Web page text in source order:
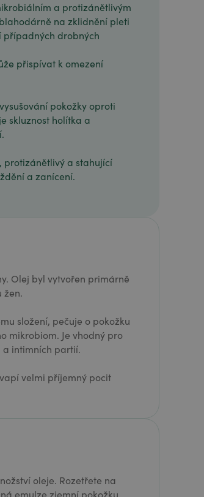
a protizánětlivým
na zklidnění pleti
případných drobných
přispívat k omezení
pokožky oproti
skluznost holítka a
protizánětlivý a stahující
a zanícení.
Olej byl vytvořen primárně
žen.
složení, pečuje o pokožku
mikrobiom. Je vhodný pro
a intimních partií.
velmi příjemný pocit
oleje. Rozetřete na
emulze zjemní pokožku,